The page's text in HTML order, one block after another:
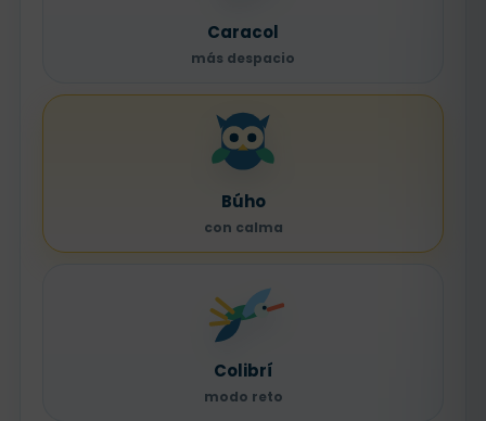
Caracol
más despacio
Búho
con calma
Colibrí
modo reto